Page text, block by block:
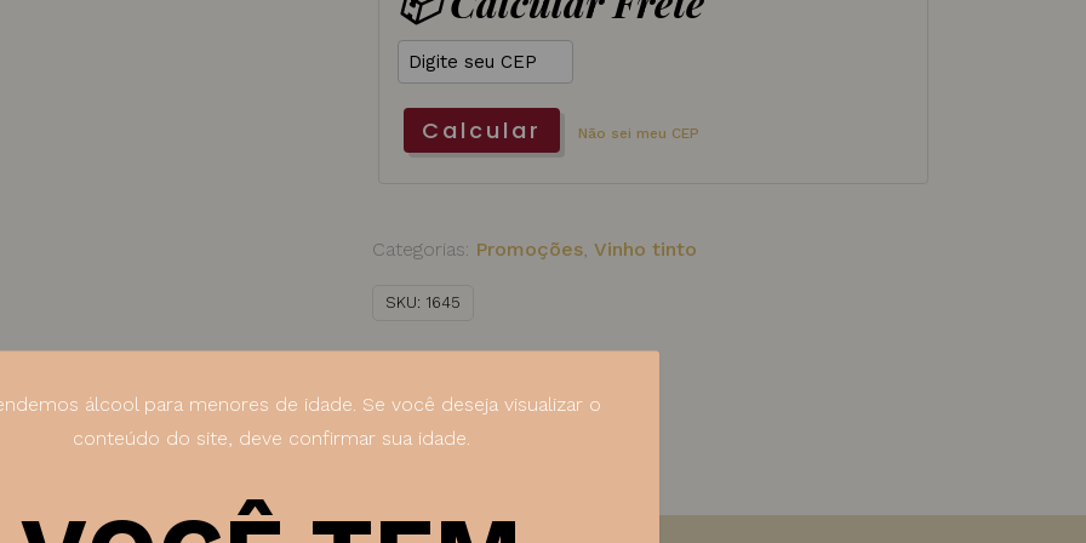
Silva
Calcular Não sei meu CEP
Categorias: Promoções, Vinho tinto
SKU: 1645
álcool para menores de idade. Se você deseja visualizar o
conteúdo do site, deve confirmar sua idade.